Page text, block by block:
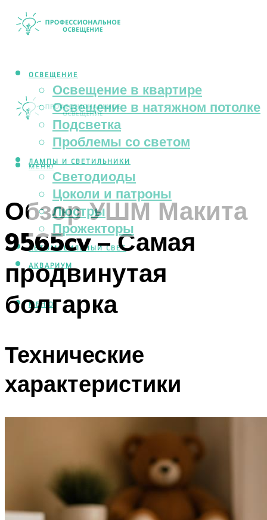
ОСВЕЩЕНИЕ
Освещение в квартире
Освещение в натяжном потолке
Подсветка
Проблемы со светом
ЛАМПЫ И СВЕТИЛЬНИКИ
Светодиоды
Цоколи и патроны
Люстры
Прожекторы
АВТОМОБИЛЬНЫЙ СВЕТ
АКВАРИУМ
МЕНЮ
МЕНЮ
Обзор УШМ Макита
9565cv – Самая
продвинутая
болгарка
Технические
характеристики